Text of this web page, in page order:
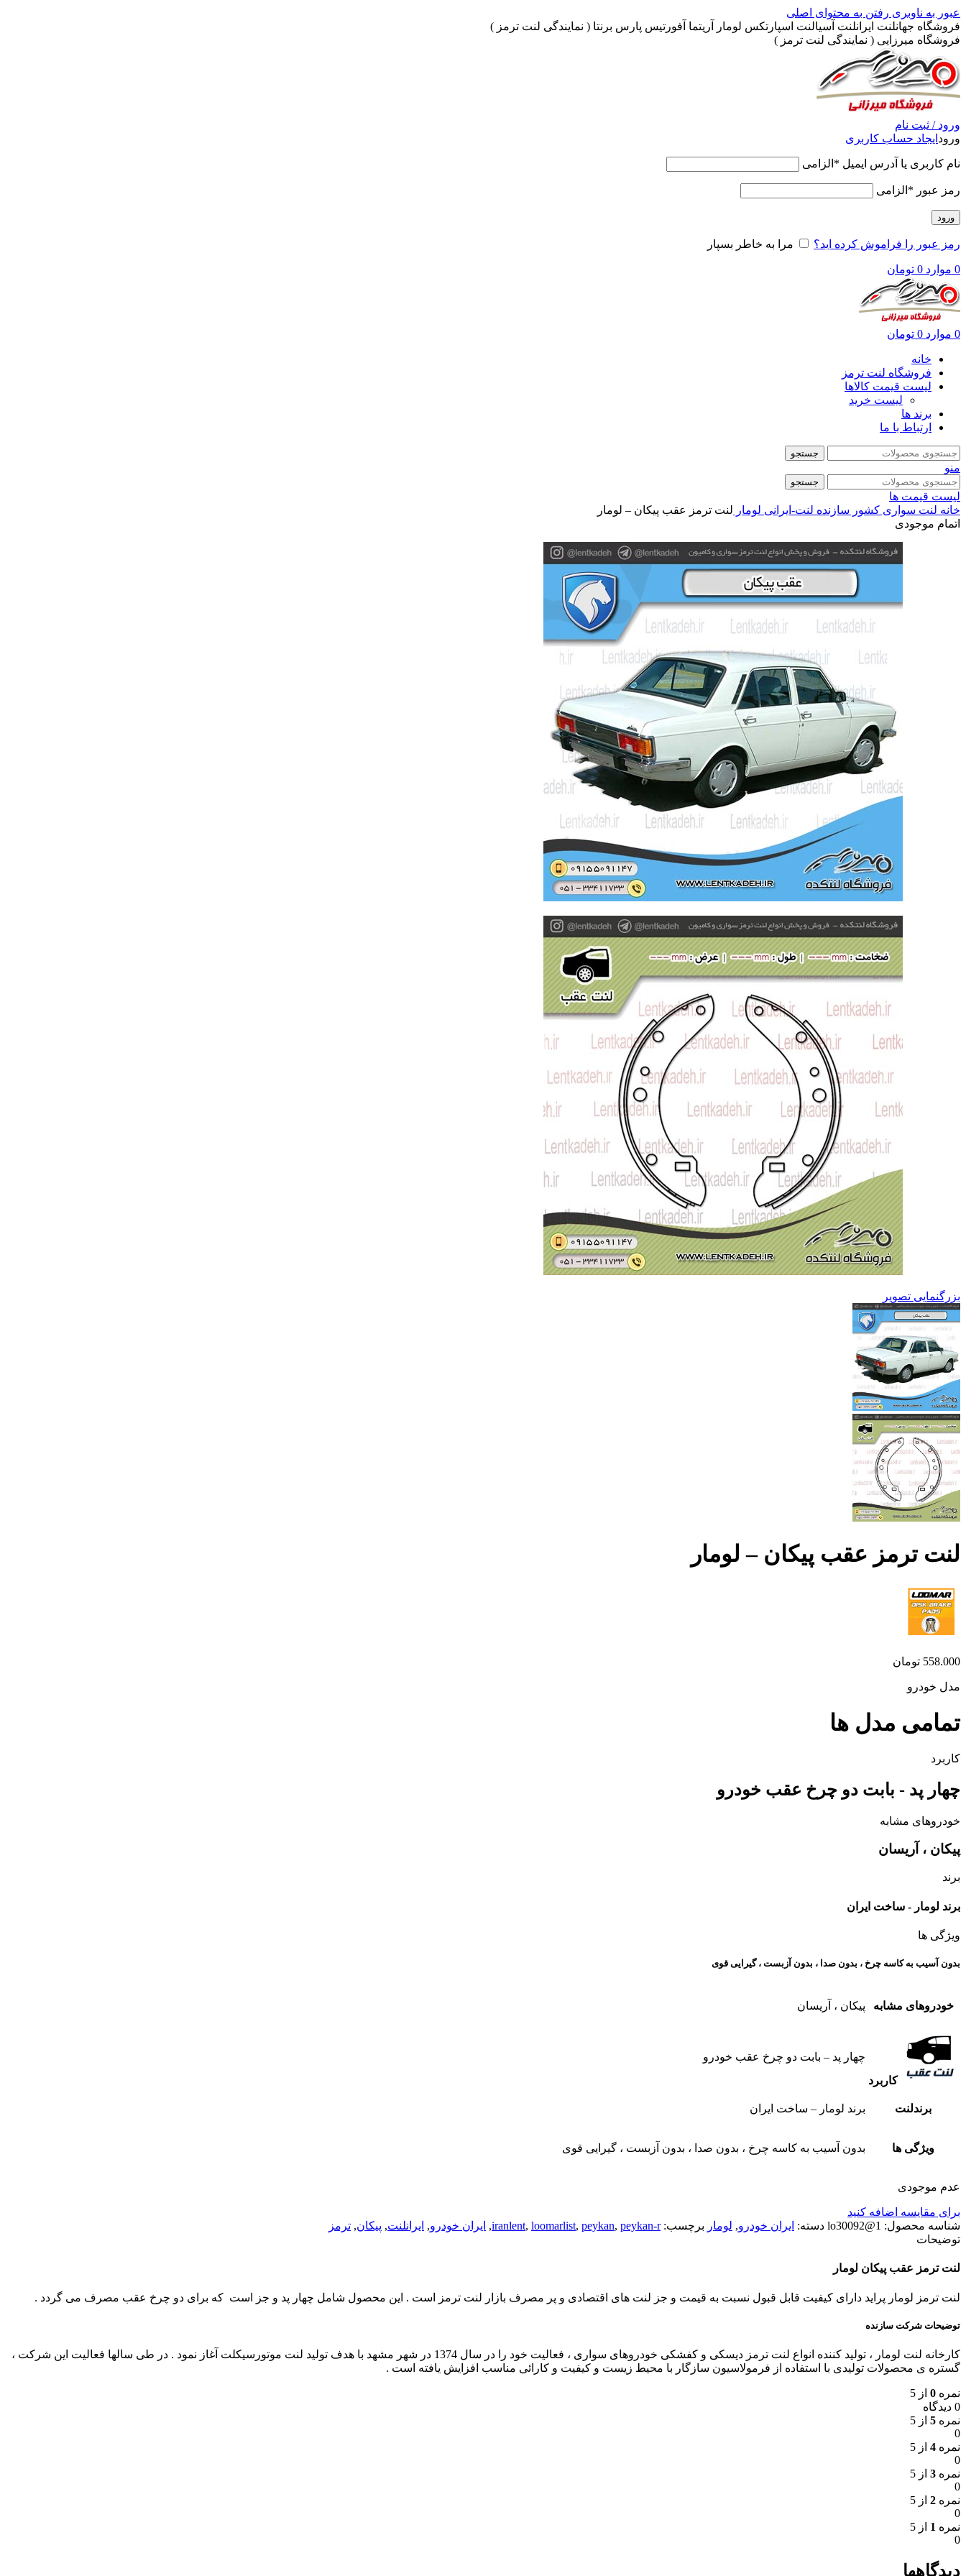
عبور به ناوبری رفتن به محتوای اصلی
فروشگاه جهانلنت ایرانلنت آسیالنت اسپارتکس لومار آریتما آفورتیس پارس برنتا ( نمایندگی لنت ترمز )
فروشگاه میرزایی ( نمایندگی لنت ترمز )
ورود / ثبت نام
ورود ایجاد حساب کاربری
نام کاربری یا آدرس ایمیل * الزامی
رمز عبور * الزامی
ورود
رمز عبور را فراموش کرده اید؟ مرا به خاطر بسپار
0 موارد 0 تومان
0 موارد 0 تومان
خانه
فروشگاه لنت ترمز
لیست قیمت کالاها
لیست خرید
برند ها
ارتباط با ما
جستجو
منو
جستجو
لیست قیمت ها
خانه لنت سواری کشور سازنده لنت-ایرانی لومار لنت ترمز عقب پیکان – لومار
اتمام موجودی
بزرگنمایی تصویر
لنت ترمز عقب پیکان – لومار
558.000 تومان
مدل خودرو
تمامی مدل ها
کاربرد
چهار پد - بابت دو چرخ عقب خودرو
خودروهای مشابه
پیکان ، آریسان
برند
برند لومار - ساخت ایران
ویژگی ها
بدون آسیب به کاسه چرخ ، بدون صدا ، بدون آزبست ، گیرایی قوی​
خودروهای مشابه پیکان ، آریسان
کاربرد
چهار پد – بابت دو چرخ عقب خودرو
برندلنت برند لومار – ساخت ایران
ویژگی ها بدون آسیب به کاسه چرخ ، بدون صدا ، بدون آزبست ، گیرایی قوی​
عدم موجودی
برای مقایسه اضافه کنید
شناسه محصول: 1@lo30092 دسته: ایران خودرو, لومار برچسب: iranlent, loomarlist, peykan, peykan-r
, ایران خودرو, ایرانلنت, پیکان, ترمز
توضیحات
لنت ترمز عقب پیکان لومار
لنت ترمز لومار پراید دارای کیفیت قابل قبول نسبت به قیمت و جز لنت های اقتصادی و پر مصرف بازار لنت ترمز است . این محصول شامل چهار پد و جز است که برای دو چرخ عقب مصرف می گردد .
توضیحات شرکت سازنده
کارخانه لنت لومار ، تولید کننده انواع لنت ترمز دیسکی و کفشکی خودروهای سواری ، فعالیت خود را در سال 1374 در شهر مشهد با هدف تولید لنت موتورسیکلت آغاز نمود . در طی سالها فعالیت این شرکت ،
گستره ی محصولات تولیدی با استفاده از فرمولاسیون سازگار با محیط زیست و کیفیت و کارائی مناسب افزایش یافته است .
نمره 0 از 5
0 دیدگاه
نمره 5 از 5
0
نمره 4 از 5
0
نمره 3 از 5
0
نمره 2 از 5
0
نمره 1 از 5
0
دیدگاهها